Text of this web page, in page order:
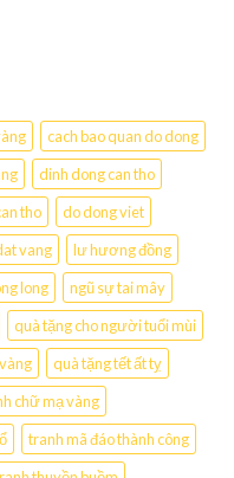
cach bao quan do dong
dinh dong can tho
tho
do dong viet
vang
lư hương đồng
long
ngũ sự tai mây
quà tặng cho người tuổi mùi
quà tặng tết ất tỵ
chữ mạ vàng
tranh mã đáo thành công